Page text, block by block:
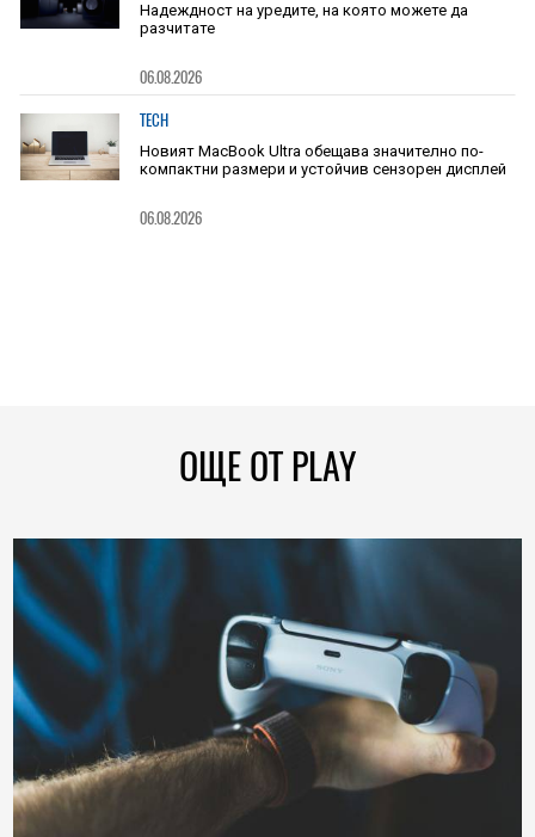
Надеждност на уредите, на която можете да
разчитате
06.08.2026
TECH
Новият MacBook Ultra обещава значително по-
компактни размери и устойчив сензорен дисплей
06.08.2026
ОЩЕ ОТ PLAY